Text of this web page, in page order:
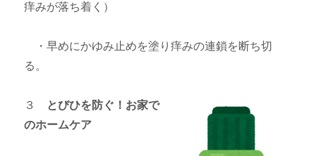
痒みが落ち着く）
・早めにかゆみ止めを塗り痒みの連鎖を断ち切
る。
３ とびひを防ぐ！お家で
のホームケア